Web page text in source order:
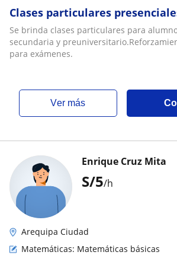
Clases particulares
Se brinda clases particulares para
secundaria y
para exámenes.
ver más
S/5/h
Enrique Cruz Mita
Arequipa Ciudad
Matemáticas: Matemáticas básicas